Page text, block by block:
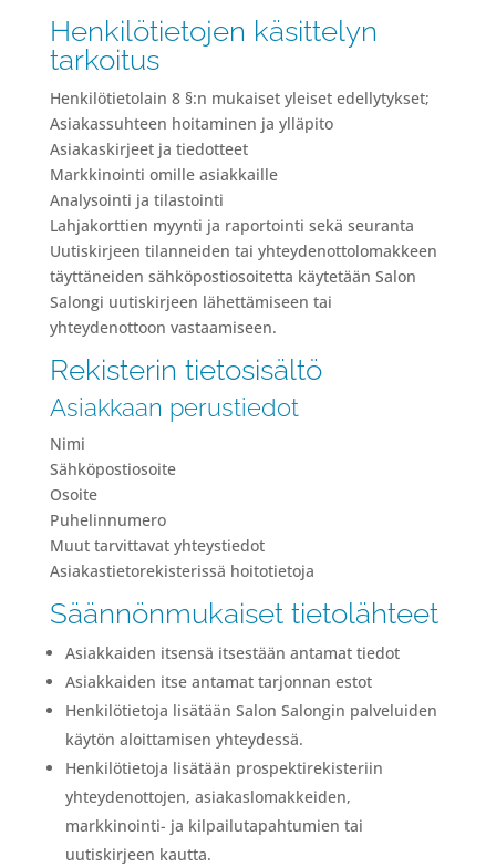
Henkilötietojen käsittelyn
tarkoitus
Henkilötietolain 8 §:n mukaiset yleiset edellytykset;
Asiakassuhteen hoitaminen ja ylläpito
Asiakaskirjeet ja tiedotteet
Markkinointi omille asiakkaille
Analysointi ja tilastointi
Lahjakorttien myynti ja raportointi sekä seuranta
Uutiskirjeen tilanneiden tai yhteydenottolomakkeen
täyttäneiden sähköpostiosoitetta käytetään Salon
Salongi uutiskirjeen lähettämiseen tai
yhteydenottoon vastaamiseen.
Rekisterin tietosisältö
Asiakkaan perustiedot
Nimi
Sähköpostiosoite
Osoite
Puhelinnumero
Muut tarvittavat yhteystiedot
Asiakastietorekisterissä hoitotietoja
Säännönmukaiset tietolähteet
Asiakkaiden itsensä itsestään antamat tiedot
Asiakkaiden itse antamat tarjonnan estot
Henkilötietoja lisätään Salon Salongin palveluiden
käytön aloittamisen yhteydessä.
Henkilötietoja lisätään prospektirekisteriin
yhteydenottojen, asiakaslomakkeiden,
markkinointi- ja kilpailutapahtumien tai
uutiskirjeen kautta.